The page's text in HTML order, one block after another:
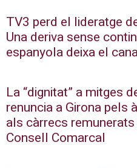
TV3 perd el lideratge
Una deriva sense
espanyola deixa el
La “dignitat” a mitges
renuncia a Girona pels
als càrrecs
Consell Comarcal